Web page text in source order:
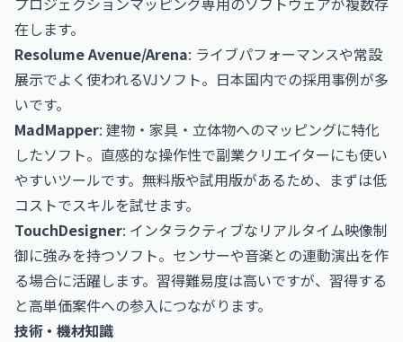
在します。
Resolume Avenue/Arena: ライブパフォーマンスや常設
展示でよく使われるVJソフト。日本国内での採用事例が多
いです。
MadMapper: 建物・家具・立体物へのマッピングに特化
したソフト。直感的な操作性で副業クリエイターにも使い
やすいツールです。無料版や試用版があるため、まずは低
コストでスキルを試せます。
TouchDesigner: インタラクティブなリアルタイム映像制
御に強みを持つソフト。センサーや音楽との連動演出を作
る場合に活躍します。習得難易度は高いですが、習得する
と高単価案件への参入につながります。
技術・機材知識